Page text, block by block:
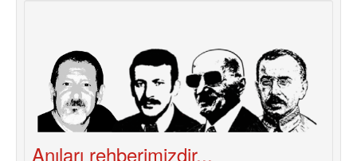
Sürecinden
Çıkan
Dersler
Anıları rehberimizdir...